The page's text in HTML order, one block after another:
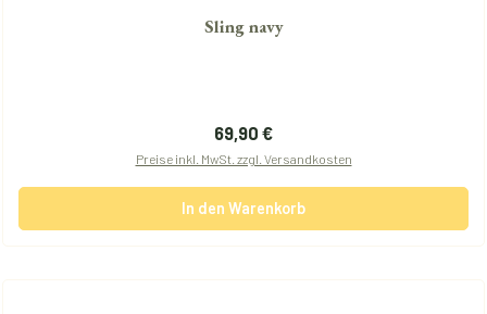
Sling navy
Regulärer Preis:
69,90 €
Preise inkl. MwSt. zzgl. Versandkosten
In den Warenkorb